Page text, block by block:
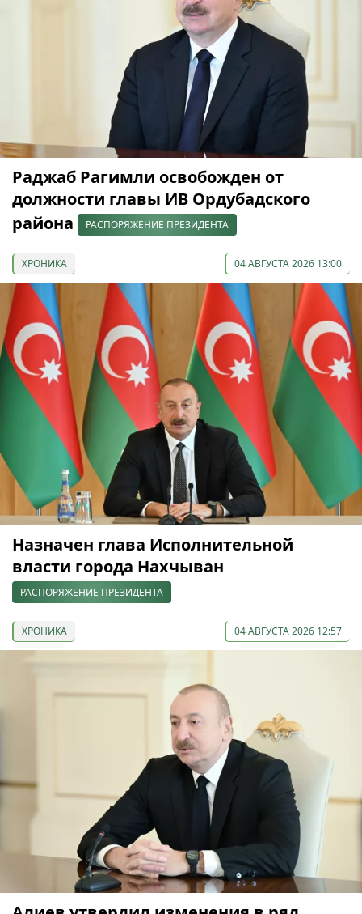
Раджаб Рагимли освобожден от
должности главы ИВ Ордубадского
района
РАСПОРЯЖЕНИЕ ПРЕЗИДЕНТА
ХРОНИКА 04 АВГУСТА 2026 13:00
Назначен глава Исполнительной
власти города Нахчыван
РАСПОРЯЖЕНИЕ ПРЕЗИДЕНТА
ХРОНИКА 04 АВГУСТА 2026 12:57